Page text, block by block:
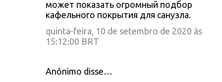
может показать огромный подбор
кафельного покрытия для санузла.
quinta-feira, 10 de setembro de 2020 às
15:12:00 BRT
Anônimo disse…